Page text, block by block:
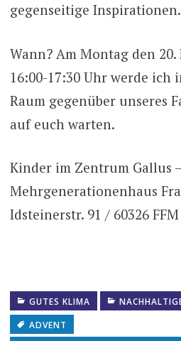
gegenseitige Inspirationen.
Wann? Am Montag den
16:00-17:30 Uhr werde ich
Raum gegenüber unseres
auf euch warten.
Kinder im Zentrum Gallus –
Mehrgenerationenhaus
Idsteinerstr. 91 / 60326 FFM
GUTES KLIMA
ADVENT